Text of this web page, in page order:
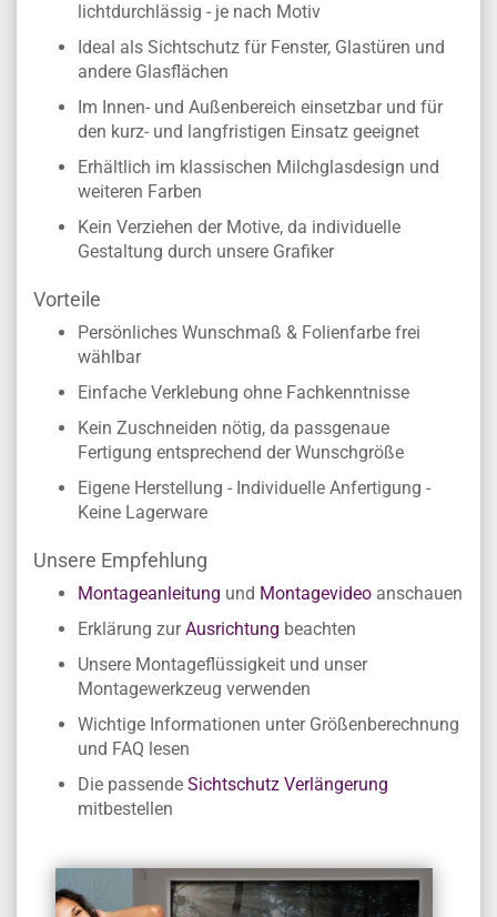
lichtdurchlässig - je nach Motiv
Ideal als Sichtschutz für Fenster, Glastüren und
andere Glasflächen
Im Innen- und Außenbereich einsetzbar und für
den kurz- und langfristigen Einsatz geeignet
Erhältlich im klassischen Milchglasdesign und
weiteren Farben
Kein Verziehen der Motive, da individuelle
Gestaltung durch unsere Grafiker
Vorteile
Persönliches Wunschmaß & Folienfarbe frei
wählbar
Einfache Verklebung ohne Fachkenntnisse
Kein Zuschneiden nötig, da passgenaue
Fertigung entsprechend der Wunschgröße
Eigene Herstellung - Individuelle Anfertigung -
Keine Lagerware
Unsere Empfehlung
Montageanleitung und Montagevideo anschauen
Erklärung zurAusrichtung beachten
Unsere Montageflüssigkeit und unser
Montagewerkzeug verwenden
Wichtige Informationen unter Größenberechnung
und FAQ lesen
Die passende Sichtschutz Verlängerung
mitbestellen